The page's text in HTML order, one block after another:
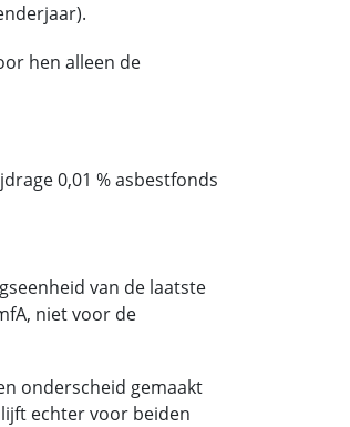
hen alleen de
0,01 % asbestfonds
van de laatste
niet voor de
onderscheid gemaakt
echter voor beiden